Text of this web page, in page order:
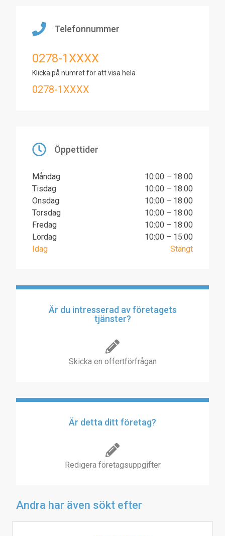
Telefonnummer
0278-1XXXX
Klicka på numret för att visa hela
0278-1XXXX
Öppettider
Måndag
10:00 – 18:00
Tisdag
10:00 – 18:00
Onsdag
10:00 – 18:00
Torsdag
10:00 – 18:00
Fredag
10:00 – 18:00
Lördag
10:00 – 15:00
Idag
Stängt
Är du intresserad av företagets
tjänster?
Skicka en offertförfrågan
Är detta ditt företag?
Redigera företagsuppgifter
Andra har även sökt efter